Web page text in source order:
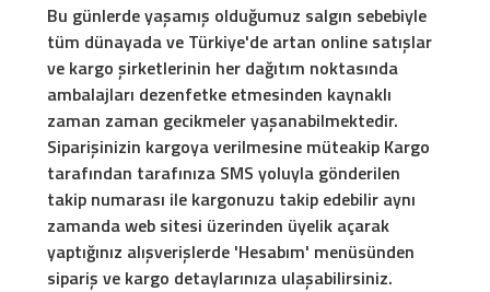
Bu günlerde yaşamış olduğumuz salgın sebebiyle
tüm dünayada ve Türkiye'de artan online satışlar
ve kargo şirketlerinin her dağıtım noktasında
ambalajları dezenfetke etmesinden kaynaklı
zaman zaman gecikmeler yaşanabilmektedir.
Siparişinizin kargoya verilmesine müteakip Kargo
tarafından tarafınıza SMS yoluyla gönderilen
takip numarası ile kargonuzu takip edebilir aynı
zamanda web sitesi üzerinden üyelik açarak
yaptığınız alışverişlerde 'Hesabım' menüsünden
sipariş ve kargo detaylarınıza ulaşabilirsiniz.